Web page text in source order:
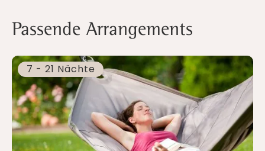
Passende Arrangements
7 - 21 Nächte